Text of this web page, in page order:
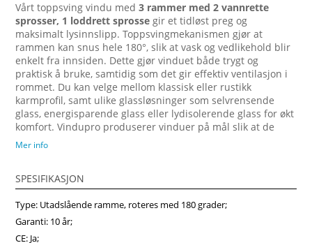
Vårt toppsving vindu med3 rammer med 2 vannrette
sprosser, 1 loddrett sprosse gir et tidløst preg og
maksimalt lysinnslipp. Topp­sving­mekanismen gjør at
rammen kan snus hele 180°, slik at vask og vedlikehold blir
enkelt fra innsiden. Dette gjør vinduet både trygt og
praktisk å bruke, samtidig som det gir effektiv ventilasjon i
rommet. Du kan velge mellom klassisk eller rustikk
karmprofil, samt ulike glassløsninger som selvrensende
glass, energisparende glass eller lydisolerende glass for økt
komfort. Vindupro produserer vinduer på mål slik at de
passer perfekt til ditt prosjekt, enten det gjelder nye bygg,
aluminiumsbekledning på utsiden, noe som gir lang levetid
og minimalt vedlikehold. Dette designet passer like godt i
stuer, kjøkken, soverom eller hytter, og bidrar til å skape en
lys og behagelig atmosfære i hjemmet. Kjøp vinduer på nett
hos Vindupro – kvalitet og kort leveringstid til hele Norge.
Mer info
SPESIFIKASJON
Type: Utadslående ramme, roteres med 180 grader;
Garanti: 10 år;
CE: Ja;